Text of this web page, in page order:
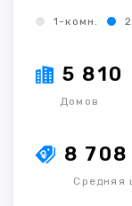
1-комн.
5 810
Домов
8 708
Средняя